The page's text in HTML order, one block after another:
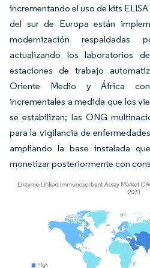
incrementando el uso de kits
del sur de Europa están
modernización
actualizando los laboratorios
estaciones de trabajo
Oriente Medio y África
incrementales a medida que los
se estabilizan; las ONG
para la vigilancia de
ampliando la base instalada
monetizar posteriormente con